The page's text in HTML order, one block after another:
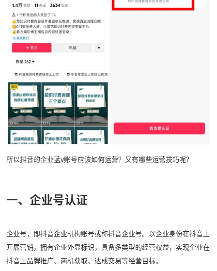
所以抖音的企业蓝v账号应该如何运营？又有哪些运营技巧呢？
一、企业号认证
企业号，即抖音企业机构账号或称抖音企业号。以企业身份在抖音上
开展营销，拥有企业外显标识，具备多类型的经营权益，实现企业在
抖音上品牌推广、商机获取、达成交易等经营目标。